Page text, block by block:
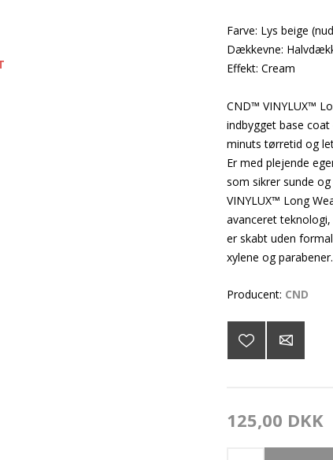
Farve: Lys beige
Dækkevne:
Effekt: Cream
CND™ VINYLUX™
indbygget base
minuts tørretid og
Er med plejende
som sikrer sunde
VINYLUX™ Long
avanceret
er skabt uden
xylene og parabener.
Producent: CND
125,00 DKK